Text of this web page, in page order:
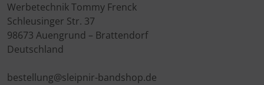
Werbetechnik Tommy Frenck
Schleusinger Str. 37
98673 Auengrund – Brattendorf
Deutschland
bestellung@sleipnir-bandshop.de